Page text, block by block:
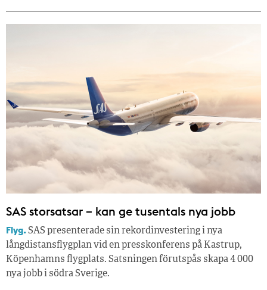
SAS storsatsar – kan ge tusentals nya jobb
Flyg.SAS presenterade sin rekordinvestering i nya
långdistansflygplan vid en presskonferens på Kastrup,
Köpenhamns flygplats. Satsningen förutspås skapa 4 000
nya jobb i södra Sverige.